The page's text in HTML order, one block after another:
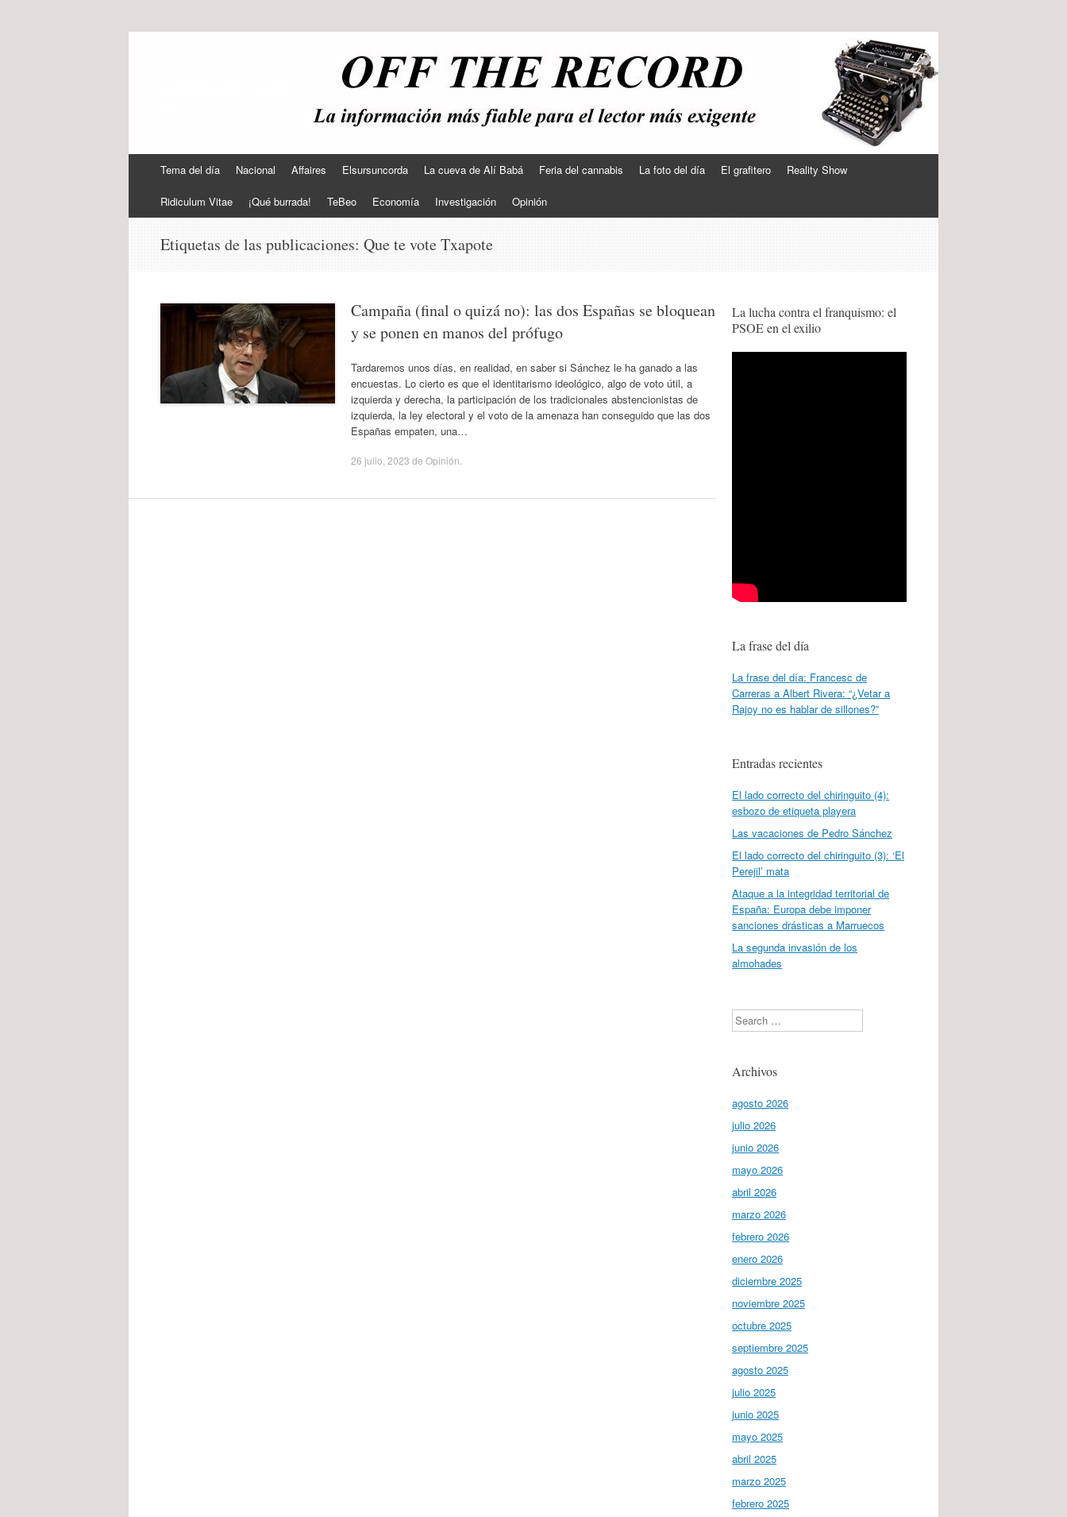
contenido
Tema del día Nacional Affaires Elsursuncorda La cueva de Alí Babá Feria del cannabis La foto del día El grafitero Reality Show
Ridiculum Vitae ¡Qué burrada! TeBeo Economía Investigación Opinión
Etiquetas de las publicaciones: Que te vote Txapote
Campaña (final o quizá no): las dos Españas se bloquean
y se ponen en manos del prófugo
Tardaremos unos días, en realidad, en saber si Sánchez le ha ganado a las
encuestas. Lo cierto es que el identitarismo ideológico, algo de voto útil, a
izquierda y derecha, la participación de los tradicionales abstencionistas de
izquierda, la ley electoral y el voto de la amenaza han conseguido que las dos
Españas empaten, una…
26 julio, 2023 de Opinión
La lucha contra el franquismo: el
PSOE en el exilio
La frase del día
La frase del día: Francesc de
Carreras a Albert Rivera: “¿Vetar a
Rajoy no es hablar de sillones?”
Entradas recientes
El lado correcto del chiringuito (4):
esbozo de etiqueta playera
Las vacaciones de Pedro Sánchez
El lado correcto del chiringuito (3): ‘El
Perejil’ mata
Ataque a la integridad territorial de
España: Europa debe imponer
sanciones drásticas a Marruecos
La segunda invasión de los
almohades
Search
Archivos
agosto 2026
julio 2026
junio 2026
mayo 2026
abril 2026
marzo 2026
febrero 2026
enero 2026
diciembre 2025
noviembre 2025
octubre 2025
septiembre 2025
agosto 2025
julio 2025
junio 2025
mayo 2025
abril 2025
marzo 2025
febrero 2025